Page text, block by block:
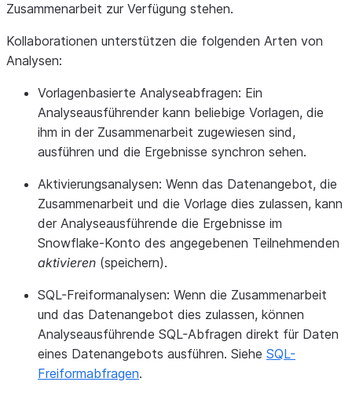
Zusammenarbeit zur Verfügung stehen.
Kollaborationen unterstützen die folgenden Arten von
Analysen:
Vorlagenbasierte Analyseabfragen: Ein
Analyseausführender kann beliebige Vorlagen, die
ihm in der Zusammenarbeit zugewiesen sind,
ausführen und die Ergebnisse synchron sehen.
Aktivierungsanalysen: Wenn das Datenangebot, die
Zusammenarbeit und die Vorlage dies zulassen, kann
der Analyseausführende die Ergebnisse im
Snowflake-Konto des angegebenen Teilnehmenden
aktivieren (speichern).
SQL-Freiformanalysen: Wenn die Zusammenarbeit
und das Datenangebot dies zulassen, können
Analyseausführende SQL-Abfragen direkt für Daten
eines Datenangebots ausführen. Siehe SQL-
Freiformabfragen.